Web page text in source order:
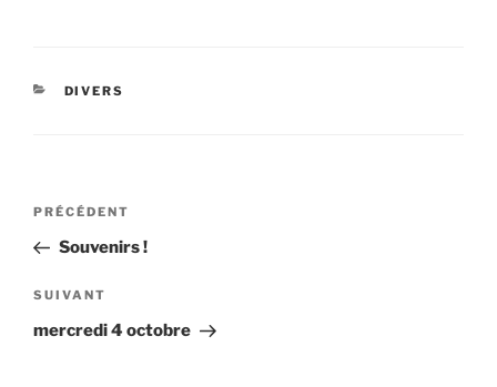
CATÉGORIES
DIVERS
Navigation
l’article
Article
précédent
PRÉCÉDENT
Souvenirs !
Article
suivant
SUIVANT
mercredi 4 octobre